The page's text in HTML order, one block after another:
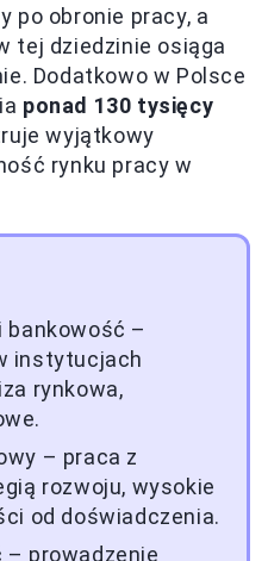
po obronie pracy, a
tej dziedzinie osiąga
Dodatkowo w Polsce
ponad 130 tysięcy
wyjątkowy
rynku pracy w
bankowość –
instytucjach
rynkowa,
– praca z
rozwoju, wysokie
od doświadczenia.
prowadzenie